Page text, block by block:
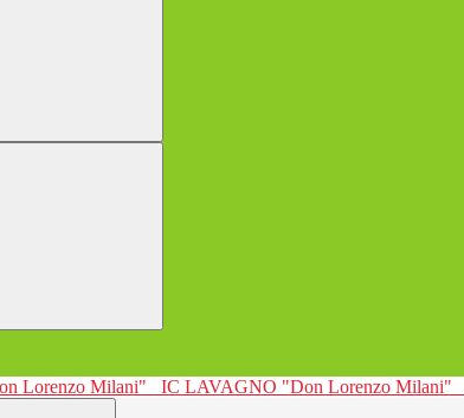
IC LAVAGNO "Don Lorenzo Milani"